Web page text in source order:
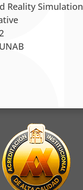
Reality Simulation